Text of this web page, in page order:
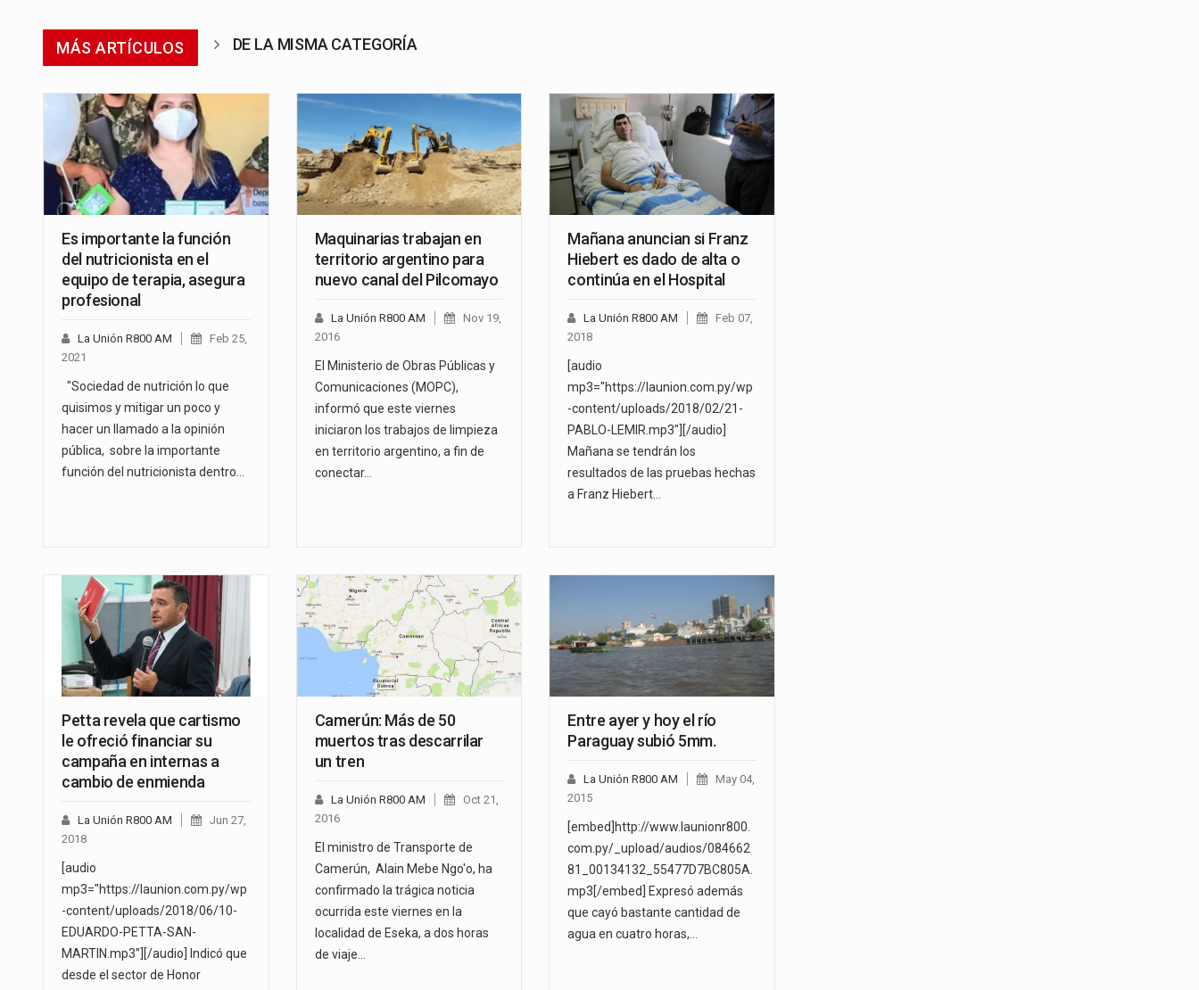
MÁS ARTÍCULOS DE LA MISMA CATEGORÍA
Es importante la función
del nutricionista en el
equipo de terapia, asegura
profesional
La Unión R800 AM
Feb 25,
2021
"Sociedad de nutrición lo que
quisimos y mitigar un poco y
hacer un llamado a la opinión
pública, sobre la importante
función del nutricionista dentro…
Maquinarias trabajan en
territorio argentino para
nuevo canal del Pilcomayo
La Unión R800 AM
Nov 19,
2016
El Ministerio de Obras Públicas y
Comunicaciones (MOPC),
informó que este viernes
iniciaron los trabajos de limpieza
en territorio argentino, a fin de
conectar…
Mañana anuncian si Franz
Hiebert es dado de alta o
continúa en el Hospital
La Unión R800 AM
Feb 07,
2018
[audio
mp3="https://launion.com.py/wp
-content/uploads/2018/02/21-
PABLO-LEMIR.mp3"][/audio]
Mañana se tendrán los
resultados de las pruebas hechas
a Franz Hiebert…
Petta revela que cartismo
le ofreció financiar su
campaña en internas a
cambio de enmienda
La Unión R800 AM
Jun 27,
2018
[audio
mp3="https://launion.com.py/wp
-content/uploads/2018/06/10-
EDUARDO-PETTA-SAN-
MARTIN.mp3"][/audio] Indicó que
desde el sector de Honor
Camerún: Más de 50
muertos tras descarrilar
un tren
La Unión R800 AM
Oct 21,
2016
El ministro de Transporte de
Camerún, Alain Mebe Ngo'o, ha
confirmado la trágica noticia
ocurrida este viernes en la
localidad de Eseka, a dos horas
de viaje…
Entre ayer y hoy el río
Paraguay subió 5mm.
La Unión R800 AM
May 04,
2015
[embed]http://www.launionr800.
com.py/_upload/audios/084662
81_00134132_55477D7BC805A.
mp3[/embed] Expresó además
que cayó bastante cantidad de
agua en cuatro horas,…